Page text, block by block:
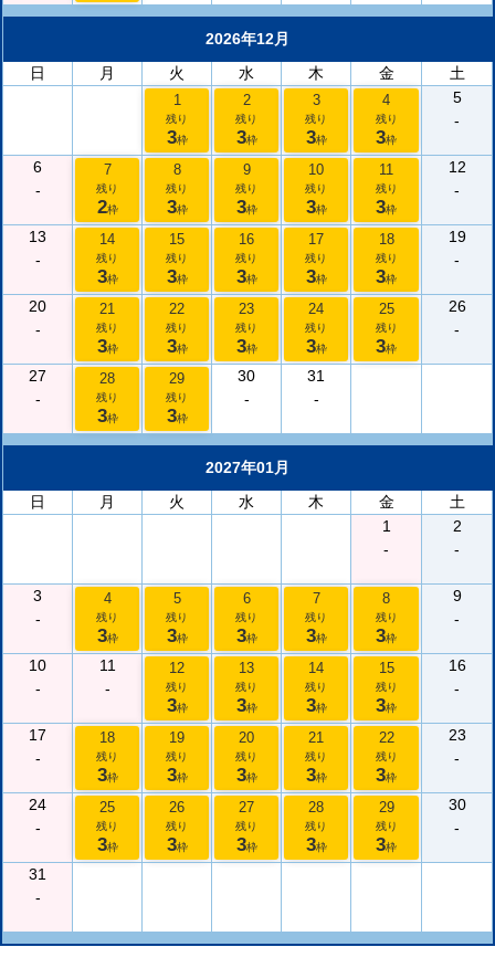
2026年12月
日
月 火 水 木 金 土
1
残り
3枠
2
残り
3枠
3
残り
3枠
4
残り
3枠
5
-
6
-
7
残り
2枠
8
残り
3枠
9
残り
3枠
10
残り
3枠
11
残り
3枠
12
-
13
-
14
残り
3枠
15
残り
3枠
16
残り
3枠
17
残り
3枠
18
残り
3枠
19
-
20
-
21
残り
3枠
22
残り
3枠
23
残り
3枠
24
残り
3枠
25
残り
3枠
26
-
27
-
28
残り
3枠
29
残り
3枠
30
-
31
-
2027年01月
日
月 火 水 木 金
土
1
-
2
-
3
-
4
残り
3枠
5
残り
3枠
6
残り
3枠
7
残り
3枠
8
残り
3枠
9
-
10
-
11
-
12
残り
3枠
13
残り
3枠
14
残り
3枠
15
残り
3枠
16
-
17
-
18
残り
3枠
19
残り
3枠
20
残り
3枠
21
残り
3枠
22
残り
3枠
23
-
24
-
25
残り
3枠
26
残り
3枠
27
残り
3枠
28
残り
3枠
29
残り
3枠
30
-
31
-